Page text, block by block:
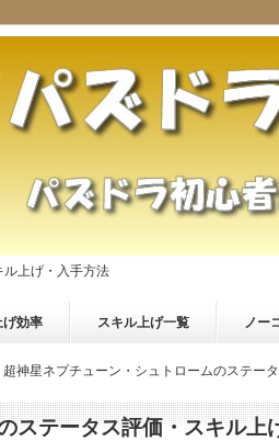
ル上げ・入手方法
げ効率 スキル上げ一覧 ノー
超神星ネプチューン・シュトロームのステー
ステータス評価・スキル上